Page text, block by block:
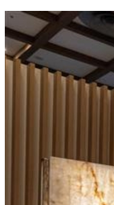
Sport